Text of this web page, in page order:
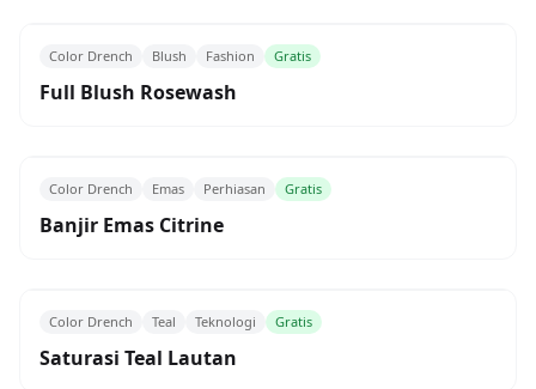
Color Drench Blush Fashion Gratis
Full Blush Rosewash
Color Drench Emas Perhiasan Gratis
Banjir Emas Citrine
Color Drench Teal Teknologi Gratis
Saturasi Teal Lautan